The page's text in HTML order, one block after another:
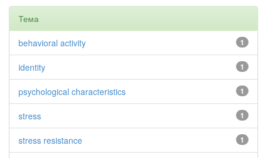
Тема
1
behavioral activity
1
identity
1
psychological characteristics
1
stress
1
stress resistance